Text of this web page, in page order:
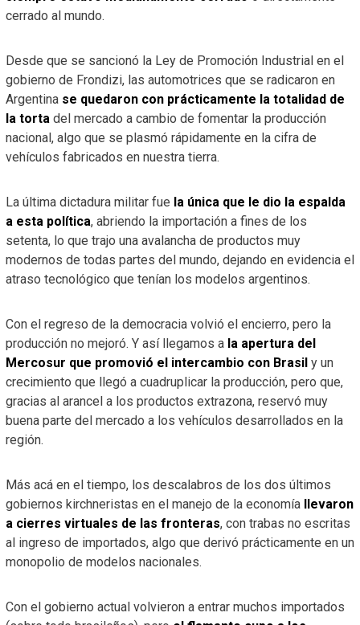
cerrado al mundo.
Desde que se sancionó la Ley de Promoción Industrial en el
gobierno de Frondizi, las automotrices que se radicaron en
Argentina se quedaron con prácticamente la totalidad de
la tortadel mercado a cambio de fomentar la producción
nacional, algo que se plasmó rápidamente en la cifra de
vehículos fabricados en nuestra tierra.
La última dictadura militar fue la única que le dio la espalda
a esta política, abriendo la importación a fines de los
setenta, lo que trajo una avalancha de productos muy
modernos de todas partes del mundo, dejando en evidencia el
atraso tecnológico que tenían los modelos argentinos.
Con el regreso de la democracia volvió el encierro, pero la
producción no mejoró. Y así llegamos a la apertura del
Mercosur que promovió el intercambio con Brasil y un
crecimiento que llegó a cuadruplicar la producción, pero que,
gracias al arancel a los productos extrazona, reservó muy
buena parte del mercado a los vehículos desarrollados en la
región.
Más acá en el tiempo, los descalabros de los dos últimos
gobiernos kirchneristas en el manejo de la economía
llevaron
a cierres virtuales de las fronteras, con trabas no escritas
al ingreso de importados, algo que derivó prácticamente en un
monopolio de modelos nacionales.
Con el gobierno actual volvieron a entrar muchos importados